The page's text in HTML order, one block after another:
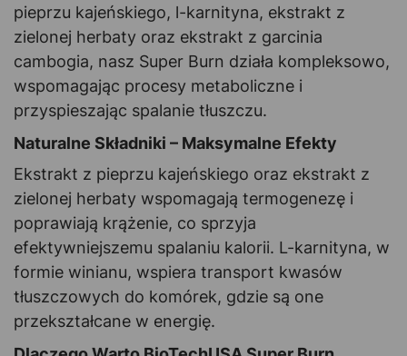
pieprzu kajeńskiego, l-karnityna, ekstrakt z
zielonej herbaty oraz ekstrakt z garcinia
cambogia, nasz Super Burn działa kompleksowo,
wspomagając procesy metaboliczne i
przyspieszając spalanie tłuszczu.
Naturalne Składniki – Maksymalne Efekty
Ekstrakt z pieprzu kajeńskiego oraz ekstrakt z
zielonej herbaty wspomagają termogenezę i
poprawiają krążenie, co sprzyja
efektywniejszemu spalaniu kalorii. L-karnityna, w
formie winianu, wspiera transport kwasów
tłuszczowych do komórek, gdzie są one
przekształcane w energię.